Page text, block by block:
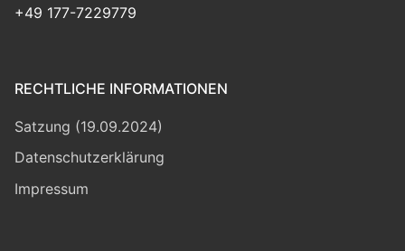
+49 177-7229779
RECHTLICHE INFORMATIONEN
Satzung (19.09.2024)
Datenschutzerklärung
Impressum